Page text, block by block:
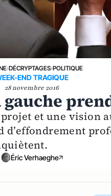
›DÉCRYPTAGES›POLITIQUE
END TRAGIQUE
28 novembre 2016
et une vision
d’effondrement
Éric Verhaeghe